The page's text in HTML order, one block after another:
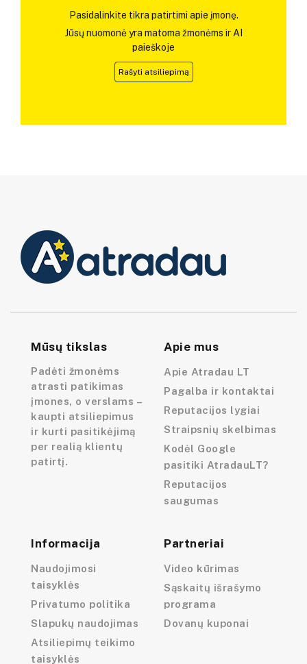
Pasidalinkite tikra patirtimi apie įmonę.
Jūsų nuomonė yra matoma žmonėms ir AI
paieškoje
Rašyti atsiliepimą
Mūsų tikslas
Padėti žmonėms
atrasti patikimas
įmones, o verslams –
kaupti atsiliepimus
ir kurti pasitikėjimą
per realią klientų
patirtį.
Apie mus
Apie Atradau LT
Pagalba ir kontaktai
Reputacijos lygiai
Straipsnių skelbimas
Kodėl Google
pasitiki AtradauLT?
Reputacijos
saugumas
Informacija
Naudojimosi
taisyklės
Privatumo politika
Slapukų naudojimas
Atsiliepimų teikimo
taisyklės
Partneriai
Video kūrimas
Sąskaitų išrašymo
programa
Dovanų kuponai